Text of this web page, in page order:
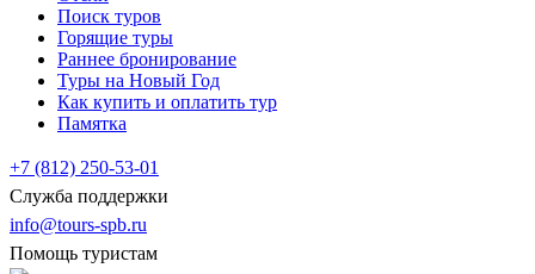
Поиск туров
Горящие туры
Раннее бронирование
Туры на Новый Год
Как купить и оплатить тур
Памятка
+7 (812) 250-53-01
Служба поддержки
info@tours-spb.ru
Помощь туристам